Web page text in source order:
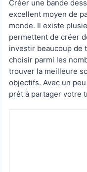
Créer une bande
excellent moyen de
monde. Il existe
permettent de créer
investir beaucoup de
choisir parmi les
trouver la meilleure
objectifs. Avec un
prêt à partager votre